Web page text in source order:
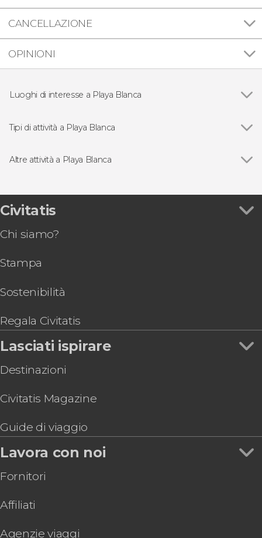
CANCELLAZIONE
OPINIONI
Luoghi di interesse a Playa Blanca
Tipi di attività a Playa Blanca
Altre attività a Playa Blanca
Giro in sottomarino a Puerto Calero
Traghetto di andata e ritorno tra Lanzarote e
Paddle surf elettrico e snorkeling sulla spiaggia
Giro in catamarano da Puerto del Carmen al
Tour di Guatiza e Mala in buggy
Immersione per principianti a Playa Blanca
Immersione nel Museo Atlantico di Lanzarote
Snorkeling a Playa Blanca
Civitatis
Chi siamo?
Stampa
Sostenibilità
Regala Civitatis
Lasciati ispirare
Destinazioni
Civitatis Magazine
Guide di viaggio
Lavora con noi
Fornitori
Affiliati
Agenzie viaggi